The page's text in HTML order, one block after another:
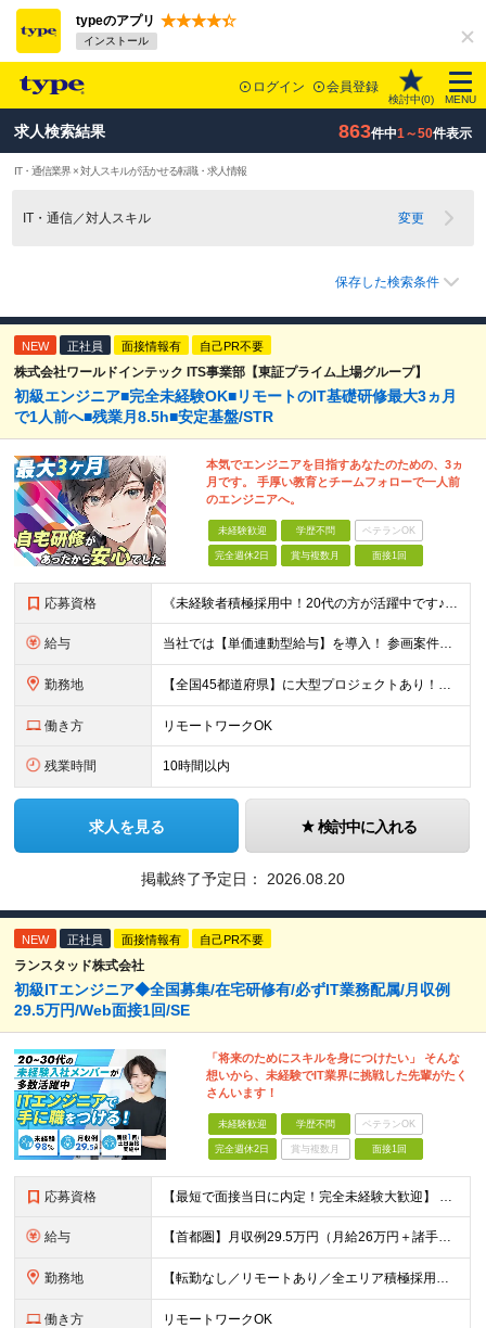
typeのアプリ
インストール
ログイン 会員登録
検討中(0) MENU
求人検索結果 863件中1～50件表示
IT・通信業界 × 対人スキルが活かせる転職・求人情報
IT・通信／対人スキル 変更
保存した検索条件
NEW 正社員 面接情報有 自己PR不要
株式会社ワールドインテック ITS事業部【東証プライム上場グループ】
初級エンジニア■完全未経験OK■リモートのIT基礎研修最大3ヵ月
で1人前へ■残業月8.5h■安定基盤/STR
本気でエンジニアを目指すあなたのための、3ヵ
月です。 手厚い教育とチームフォローで一人前
のエンジニアへ。
未経験歓迎 学歴不問 ベテランOK
完全週休2日 賞与複数月 面接1回
応募資格 《未経験者積極採用中！20代の方が活躍中です♪》 ◎約4割が実務未経験入社！ ■学歴・職歴は一切問いません！ ■第二新卒の方もお気軽にご相談ください♪ ■入社してから数年は、転勤の可能性があります
給与 当社では【単価連動型給与】を導入！ 参画案件の契約単価に連動して給与が決定。 還元率は単価の【70％～80％】と東証プライム上場グループとして高水準です！（社会保険料・教育コスト含む） ■関東：月給
勤務地 【全国45都道府県】に大型プロジェクトあり！※ 四国・沖縄を除く 主要勤務地： 北海道/宮城県/栃木県/埼玉県/千葉県/東京都/神奈川県/愛知県/大阪府/京都府/兵庫県/広島県/福岡県/熊本県 ※勤
働き方 リモートワークOK
残業時間 10時間以内
求人を見る 検討中に入れる
掲載終了予定日： 2026.08.20
NEW 正社員 面接情報有 自己PR不要
ランスタッド株式会社
初級ITエンジニア◆全国募集/在宅研修有/必ずIT業務配属/月収例
29.5万円/Web面接1回/SE
「将来のためにスキルを身につけたい」 そんな
想いから、未経験でIT業界に挑戦した先輩がたく
さんいます！
未経験歓迎 学歴不問 ベテランOK
完全週休2日 賞与複数月 面接1回
応募資格 【最短で面接当日に内定！完全未経験大歓迎】 ・業種／職種未経験歓迎 ・社会人デビュー、第二新卒、既卒者大歓迎 ・学歴不問（文系、理系不問） ・20代～30代、男女問わず活躍中 ・服装、髪色自由 ・明確
給与 【首都圏】月収例29.5万円（月給26万円＋諸手当） 【東海・関西】月収例28.5万円（月給25万円＋諸手当） 【九州】月収例26万円（月給23万円＋諸手当） ※経験・スキル・前職給与を踏まえ、総合
勤務地 【転勤なし／リモートあり／全エリア積極採用中】 ・大手企業のプロジェクトが中心 ・勤務エリアは希望を考慮し決定 ・研修はリモートメインで実施します ・U&Iターンの方も大歓迎◎ ＜主なエリア＞ ■首
働き方 リモートワークOK